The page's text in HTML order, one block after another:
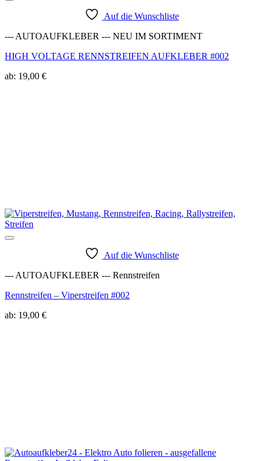
Auf die Wunschliste
--- AUTOAUFKLEBER --- NEU IM SORTIMENT
HIGH VOLTAGE RENNSTREIFEN AUFKLEBER #002
ab: 19,00 €
Auf die Wunschliste
--- AUTOAUFKLEBER --- Rennstreifen
Rennstreifen – Viperstreifen #002
ab: 19,00 €